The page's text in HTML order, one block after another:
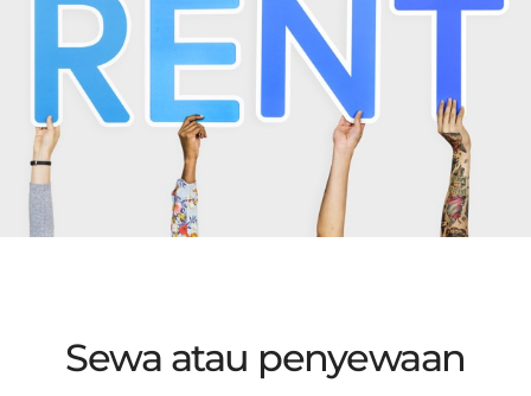
Sewa atau penyewaan